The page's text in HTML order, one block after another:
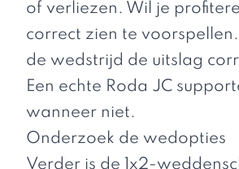
of verliezen. Wil je
correct zien te
de wedstrijd de uitslag
Een echte Roda JC
wanneer niet.
Onderzoek de wedopties
Verder is de 1x2-